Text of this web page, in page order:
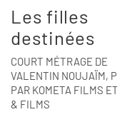
Les filles
destinées
COURT MÉTRAGE DE
VALENTIN NOUJAÏM,
PAR KOMETA FILMS
& FILMS